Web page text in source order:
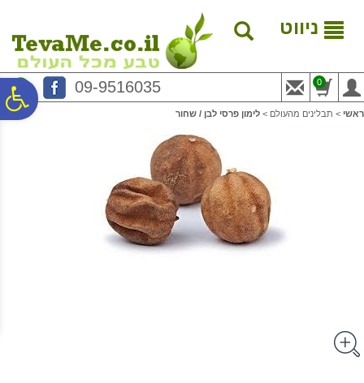
נגישות
המרכזי
ניווט
09-9516035 0
ראשי > תבלינים מהעולם > לימון פרסי לבן / שחור